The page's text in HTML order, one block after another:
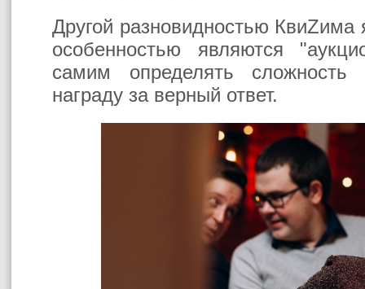
Другой разновидностью КвиZима
особенностью являются
самим определять сложность
награду за верный ответ.